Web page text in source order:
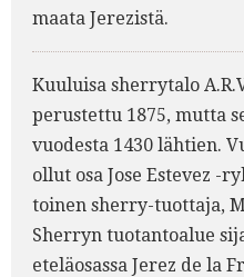
maata Jerezistä.
Kuuluisa sherrytalo
perustettu 1875, mutta
vuodesta 1430 lähtien.
ollut osa Jose Estevez -
toinen sherry-tuottaja,
Sherryn tuotantoalue
eteläosassa Jerez de la